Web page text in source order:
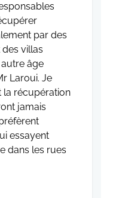
par des
villas
âge
Laroui. Je
la récupération
jamais
essayent
dans les rues